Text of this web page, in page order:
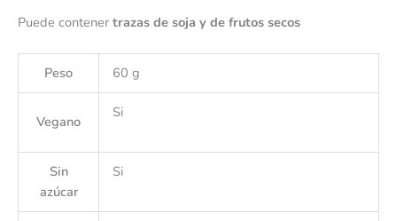
Puede contener trazas de soja y de frutos secos
Peso 60 g
Vegano
Si
Sin
azúcar
Si